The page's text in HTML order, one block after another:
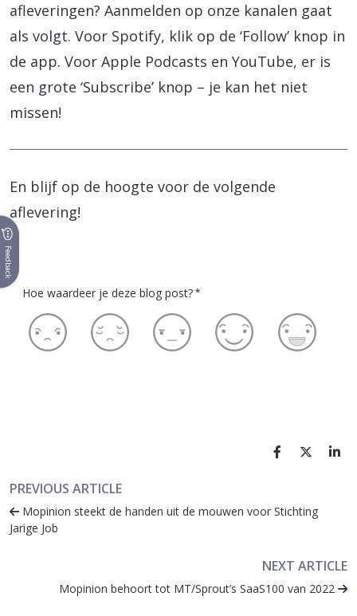
afleveringen? Aanmelden op onze kanalen gaat
als volgt. Voor Spotify, klik op de ‘Follow’ knop in
de app. Voor Apple Podcasts en YouTube, er is
een grote ‘Subscribe’ knop – je kan het niet
missen!
En blijf op de hoogte voor de volgende
aflevering!
Hoe waardeer je deze blog post? *
Feedback
PREVIOUS ARTICLE
Mopinion steekt de handen uit de mouwen voor Stichting
Jarige Job
NEXT ARTICLE
Mopinion behoort tot MT/Sprout’s SaaS100 van 2022